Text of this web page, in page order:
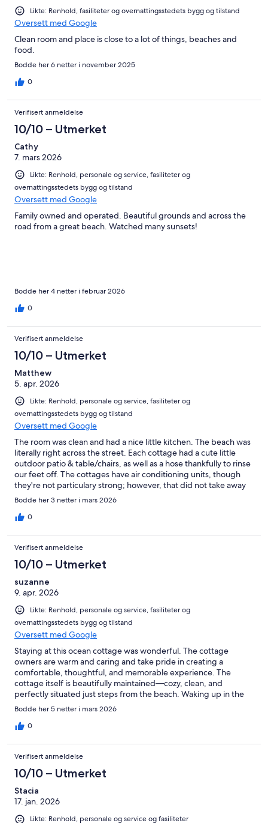
Likte: Renhold, fasiliteter og overnattingsstedets bygg og tilstand
Oversett med Google
Clean room and place is close to a lot of things, beaches and
food.
Bodde her 6 netter i november 2025
0
Verifisert anmeldelse
10/10 – Utmerket
Cathy
7. mars 2026
Likte: Renhold, personale og service, fasiliteter og
overnattingsstedets bygg og tilstand
Oversett med Google
Family owned and operated. Beautiful grounds and across the
road from a great beach. Watched many sunsets!
Bodde her 4 netter i februar 2026
0
Verifisert anmeldelse
10/10 – Utmerket
Matthew
5. apr. 2026
Likte: Renhold, personale og service, fasiliteter og
overnattingsstedets bygg og tilstand
Oversett med Google
The room was clean and had a nice little kitchen. The beach was
literally right across the street. Each cottage had a cute little
outdoor patio & table/chairs, as well as a hose thankfully to rinse
our feet off. The cottages have air conditioning units, though
they're not particulary strong; however, that did not take away
from our stay there. This is a cute family owned business and
Bodde her 3 netter i mars 2026
0
Verifisert anmeldelse
10/10 – Utmerket
suzanne
9. apr. 2026
Likte: Renhold, personale og service, fasiliteter og
overnattingsstedets bygg og tilstand
Oversett med Google
Staying at this ocean cottage was wonderful. The cottage
owners are warm and caring and take pride in creating a
comfortable, thoughtful, and memorable experience. The
cottage itself is beautifully maintained—cozy, clean, and
perfectly situated just steps from the beach. Waking up in the
morning and going to sleep at night to the sound of the ocean
little extras that made beach days effortless and enjoyable. The
incredibly relaxing. This is more than just a place to stay—it’s an
experience filled with care, hospitality, and thoughtful
amenities. We can’t wait to return!
Bodde her 5 netter i mars 2026
0
Verifisert anmeldelse
10/10 – Utmerket
Stacia
17. jan. 2026
Likte: Renhold, personale og service og fasiliteter